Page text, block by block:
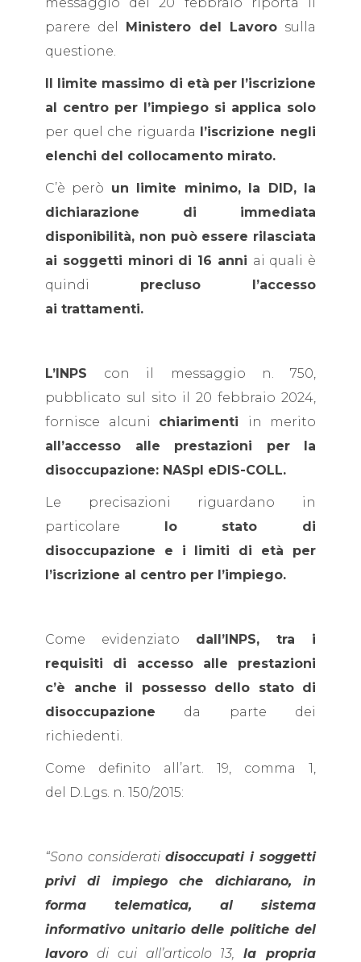
parere del Ministero del Lavoro sulla
questione.
Il limite massimo di età per l’iscrizione
al centro per l’impiego si applica solo
per quel che riguarda l’iscrizione negli
elenchi del collocamento mirato.
C’è però un limite minimo, la DID, la
dichiarazione di immediata
disponibilità, non può essere rilasciata
ai soggetti minori di 16 anni ai quali è
quindi precluso l’accesso
ai trattamenti.
L’INPS con il messaggio n. 750,
pubblicato sul sito il 20 febbraio 2024,
fornisce alcuni chiarimenti in merito
all’accesso alle prestazioni per la
disoccupazione: NASpI eDIS-COLL.
Le precisazioni riguardano in
particolare lo stato di
disoccupazione e i limiti di età per
l’iscrizione al centro per l’impiego.
Come evidenziato dall’INPS, tra i
requisiti di accesso alle prestazioni
c’è anche il possesso dello stato di
disoccupazione da parte dei
richiedenti.
Come definito all’art. 19, comma 1,
del D.Lgs. n. 150/2015:
“Sono considerati disoccupati i soggetti
privi di impiego che dichiarano, in
forma telematica, al sistema
informativo unitario delle politiche del
lavoro di cui all’articolo 13,la propria